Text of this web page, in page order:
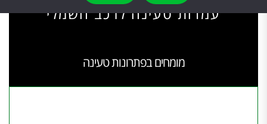
עמדות טעינה לרכב חשמלי​
מומחים בפתרונות טעינה